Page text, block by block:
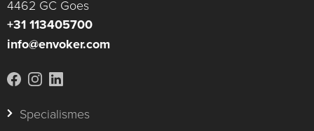
4462 GC Goes
+31 113405700
info@envoker.com
Specialismes